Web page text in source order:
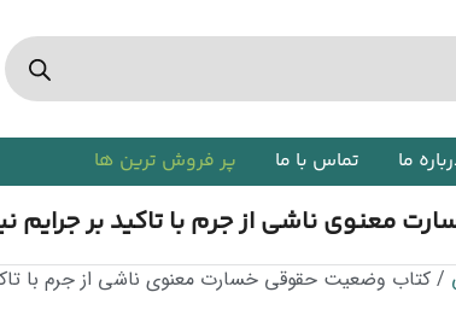
ما تماس با ما پر فروش ترین ها
معنوی ناشی از جرم با تاکید بر جرایم
/ کتاب وضعیت حقوقی خسارت معنوی ناشی از جرم با